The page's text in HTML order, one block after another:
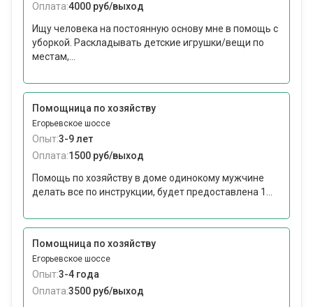
Оплата:4000 руб/выход
Ищу человека на постоянную основу мне в помощь с
уборкой. Раскладывать детские игрушки/вещи по
местам,...
Помощница по хозяйству
Егорьевское шоссе
Опыт:3-9 лет
Оплата:1500 руб/выход
Помощь по хозяйству в доме одинокому мужчине
делать все по инструкции, будет предоставлена 1...
Помощница по хозяйству
Егорьевское шоссе
Опыт:3-4 года
Оплата:3500 руб/выход